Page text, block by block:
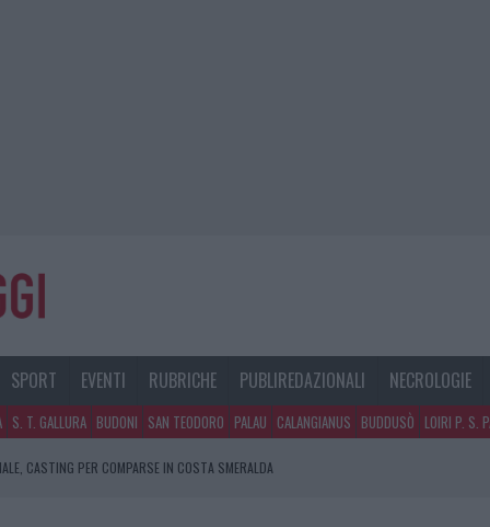
SPORT EVENTI RUBRICHE PUBLIREDAZIONALI NECROLOGIE
S. T. GALLURA BUDONI SAN TEODORO PALAU CALANGIANUS BUDDUSÒ LOIRI P. S.
CASTING PER COMPARSE IN COSTA SMERALDA